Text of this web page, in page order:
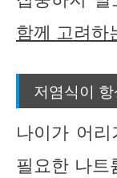
함께 고려하
저염식이
나이가 어
필요한 나트